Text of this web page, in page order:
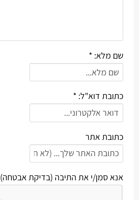
שם מלא: *
כתובת דוא"ל: *
כתובת אתר
אנא סמן/י את התיבה (בדיקת אבטחה)